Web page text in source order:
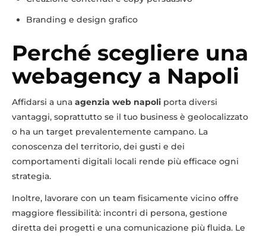
Branding e design grafico
Perché scegliere una
webagency a Napoli
Affidarsi a una agenzia web napoli porta diversi
vantaggi, soprattutto se il tuo business è geolocalizzato
o ha un target prevalentemente campano. La
conoscenza del territorio, dei gusti e dei
comportamenti digitali locali rende più efficace ogni
strategia.
Inoltre, lavorare con un team fisicamente vicino offre
maggiore flessibilità: incontri di persona, gestione
diretta dei progetti e una comunicazione più fluida. Le